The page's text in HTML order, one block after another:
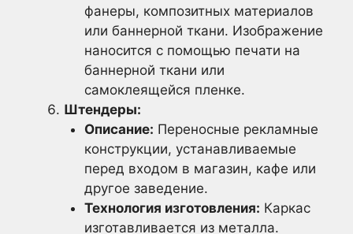
фанеры, композитных материалов
или баннерной ткани. Изображение
наносится с помощью печати на
баннерной ткани или
самоклеящейся пленке.
Штендеры:
Описание: Переносные рекламные
конструкции, устанавливаемые
перед входом в магазин, кафе или
другое заведение.
Технология изготовления: Каркас
изготавливается из металла.